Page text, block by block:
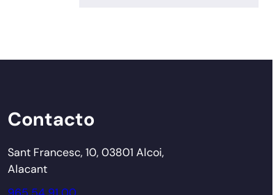
Contacto
Sant Francesc, 10, 03801 Alcoi,
Alacant